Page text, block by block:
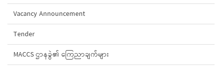
Vacancy Announcement
Tender
MACCS ဌာနခွဲ၏ ကြေညာချက်များ